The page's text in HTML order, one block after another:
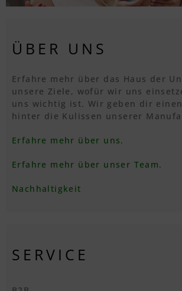
ÜBER UNS
Erfahre mehr über das Haus der
unsere Ziele, wofür wir uns
uns wichtig ist. Wir geben dir
hinter die Kulissen unserer
Erfahre mehr über uns.
Erfahre mehr über unser Team.
Nachhaltigkeit
SERVICE